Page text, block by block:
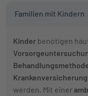
Familien mit Kindern
Kinder benötigen
Krankenversicherung
werden. Mit einer